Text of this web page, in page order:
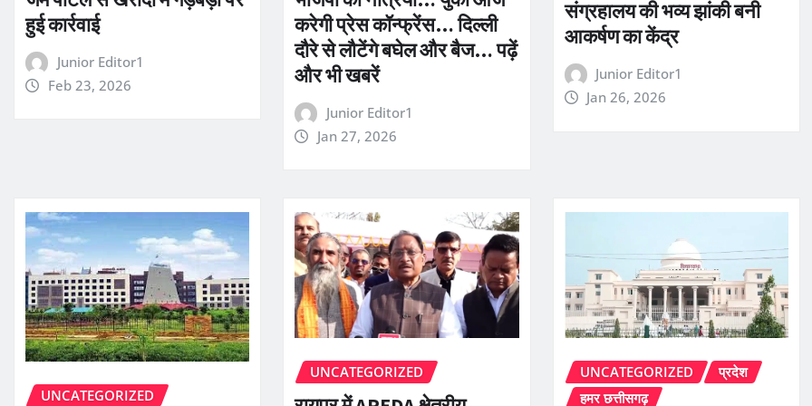
हुई कार्रवाई
Junior Editor1
Feb 23, 2026
करेगी प्रेस कॉन्फ्रेंस… दिल्ली
दौरे से लौटेंगे बघेल और बैज… पढ़ें
और भी खबरें
Junior Editor1
Jan 27, 2026
संग्रहालय की भव्य झांकी बनी
आकर्षण का केंद्र
Junior Editor1
Jan 26, 2026
UNCATEGORIZED
UNCATEGORIZED UNCATEGORIZED
प्रदेश
हमर छत्तीसगढ़